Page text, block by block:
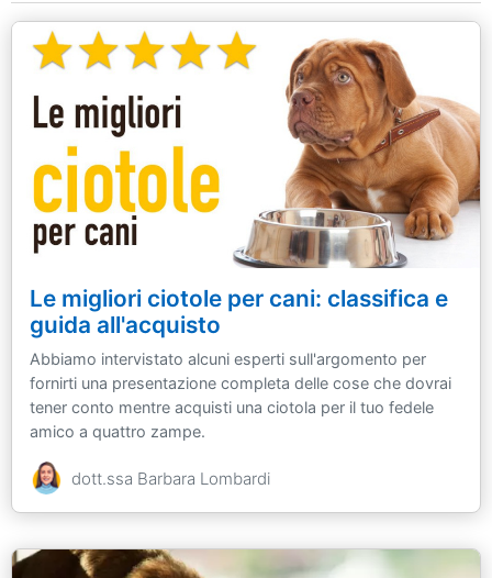
Le migliori ciotole per cani: classifica e
guida all'acquisto
Abbiamo intervistato alcuni esperti sull'argomento per
fornirti una presentazione completa delle cose che dovrai
tener conto mentre acquisti una ciotola per il tuo fedele
amico a quattro zampe.
dott.ssa Barbara Lombardi